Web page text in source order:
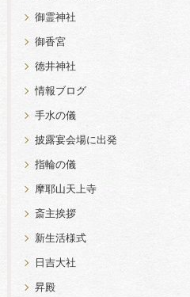
御霊神社
御香宮
徳井神社
情報ブログ
手水の儀
披露宴会場に出発
指輪の儀
摩耶山天上寺
斎主挨拶
新生活様式
日吉大社
昇殿